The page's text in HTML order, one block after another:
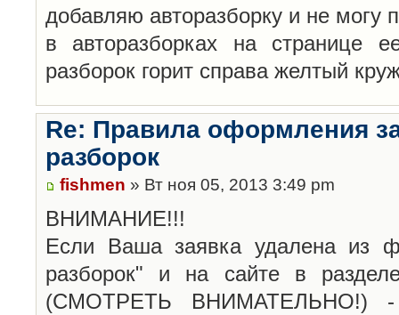
добавляю авторазборку и не могу
в авторазборках на странице
разборок горит справа желтый
Re: Правила оформления
разборок
fishmen » Вт ноя 05, 2013 3:49 pm
ВНИМАНИЕ!!!
Если Ваша заявка удалена из
разборок" и на сайте в
(СМОТРЕТЬ ВНИМАТЕЛЬНО!)